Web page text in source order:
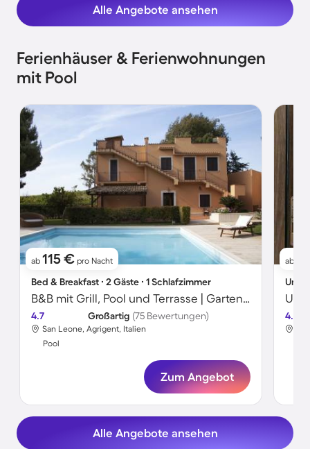
Alle Angebote ansehen
Ferienhäuser & Ferienwohnungen
mit Pool
ab 115 € pro Nacht
Bed & Breakfast ∙ 2 Gäste ∙ 1 Schlafzimmer
B&B mit Grill, Pool und Terrasse | Gartenblick | Perfekt für die Arbeit von Zuhause
4.7 Großartig (75 Bewertungen)
San Leone, Agrigent, Italien
Pool
Zum Angebot
ab
4.8
Alle Angebote ansehen